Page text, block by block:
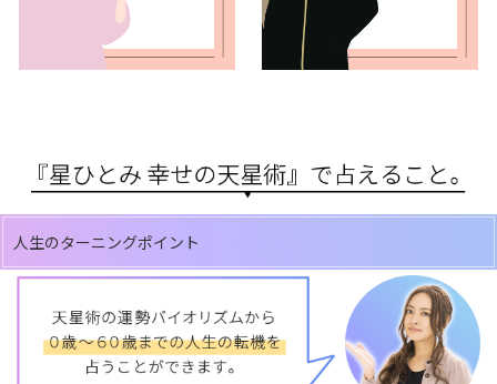
人生のターニングポイント